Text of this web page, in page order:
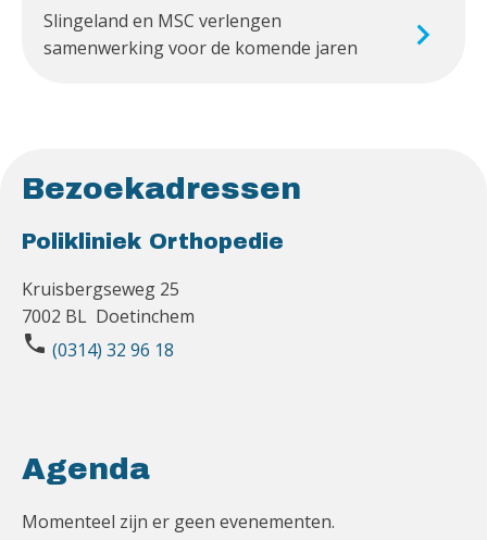
Slingeland en MSC verlengen
samenwerking voor de komende jaren
Bezoekadressen
Polikliniek Orthopedie
Kruisbergseweg 25
7002 BL Doetinchem
phone (0314) 32 96 18
Agenda
Momenteel zijn er geen evenementen.